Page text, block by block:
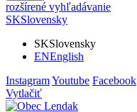
rozšírené vyhľadávanie
SKSlovensky
SKSlovensky
ENEnglish
InstagramYoutube Facebook
Vytlačiť